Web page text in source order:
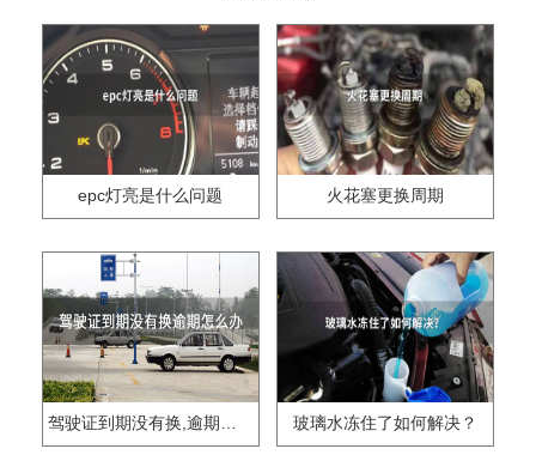
epc灯亮是什么问题 火花塞更换周期
驾驶证到期没有换,逾期怎么办?? 玻璃水冻住了如何解决？